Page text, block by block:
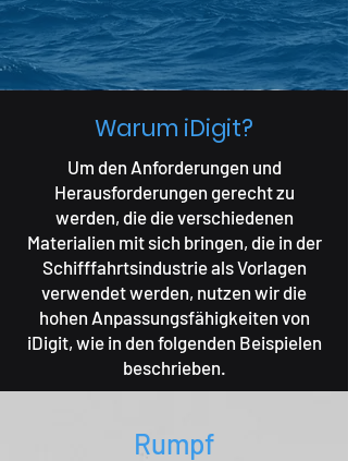
Warum iDigit?
Um den Anforderungen und
Herausforderungen gerecht zu
werden, die die verschiedenen
Materialien mit sich bringen, die in der
Schifffahrtsindustrie als Vorlagen
verwendet werden, nutzen wir die
hohen Anpassungsfähigkeiten von
iDigit, wie in den folgenden Beispielen
beschrieben.
Rumpf